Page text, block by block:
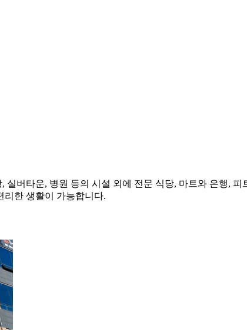
버타운, 병원 등의 시설 외에 전문 식당, 마트와 은행,
리한 생활이 가능합니다.